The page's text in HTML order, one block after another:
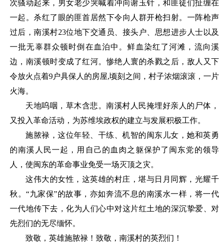
次骚动起来，男女老少哭喊着冲向谢玉针，和匪徒们扯缠在
一起。杀红了眼的匪首居然下令向人群开枪扫射。一阵枪声
过后，南溪村23位地下交通员、接头户、思想进步人士以及
一批无辜群众顿时倒在血泊中。鲜血染红了河滩，流向溪
边，南溪顿时变成了红河。惨绝人寰的杀戮之后，敌人又下
令放火点着9户具保人的房屋,顷刻之间，村子浓烟滚滚，一片
火海。
天地呜咽，草木含悲。南溪村人民掩埋好亲人的尸体，
又投入革命活动，为苏维埃政权的建立与发展积极工作。
施脓禄，这位年轻、干练、机智的闽东儿女，她和英勇
的南溪人民一起，用自己的血肉之躯保护了闽东党的领导
人，使闽东的革命事业免受一场灭顶之灾。
这伟大的女性，这英雄的村庄，堪与日月同辉，光耀千
秋。“九家保”的故事，亦如奔流不息的南溪水一样，将一代
一代地传下去，化为人们心中对这片红土地的深沉挚爱、对
先烈们的无尽缅怀。
致敬，英雄施脓禄！致敬，南溪村的英烈们！